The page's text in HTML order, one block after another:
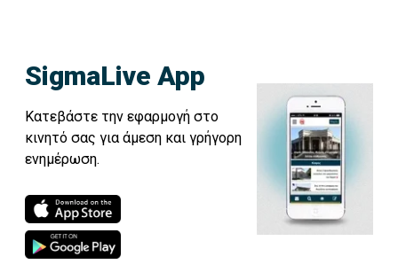
SigmaLive App
Κατεβάστε την εφαρμογή στο
κινητό σας για άμεση και γρήγορη
ενημέρωση.